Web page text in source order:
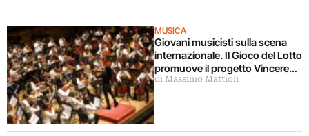
Matisse
MUSICA
Giovani musicisti sulla scena
internazionale. Il Gioco del Lotto
promuove il progetto Vincere
da Grandi: da Roma a Firenze, a
di Massimo Mattioli